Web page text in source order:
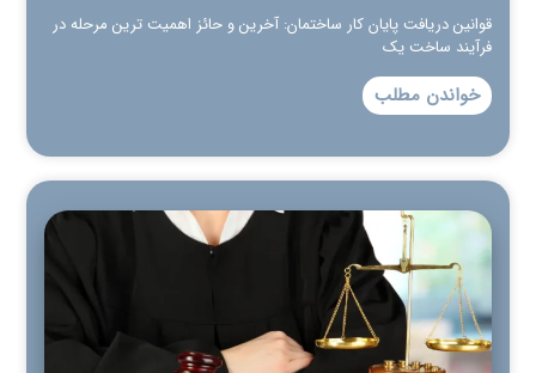
قوانین دریافت پایان کار ساختمان: آخرین و حائز اهمیت ترین مرحله در
فرآیند ساخت یک
خواندن مطلب